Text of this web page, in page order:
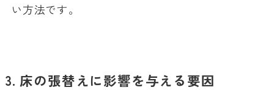
い方法です。
3. 床の張替えに影響を与える要因